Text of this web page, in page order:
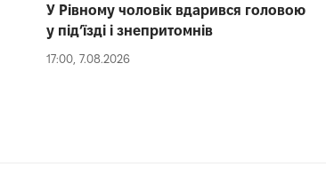
У Рівному чоловік вдарився головою
у під’їзді і знепритомнів
17:00, 7.08.2026